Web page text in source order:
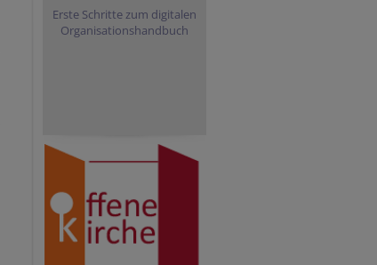
Erste Schritte zum digitalen
Organisationshandbuch